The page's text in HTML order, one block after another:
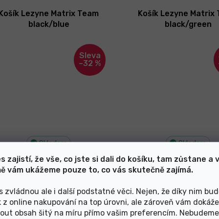
zajistí, že vše, co jste si dali do košíku, tam zůstane a
vám ukážeme pouze to, co vás skutečně zajímá.
zvládnou ale i další podstatné věci. Nejen, že díky nim
z online nakupování na top úrovni, ale zároveň vám
obsah šitý na míru přímo vašim preferencím.
–32 %
Lezyne Matrix Team
black/blue
Skladem
429 Kč
Košík Lezyne Matrix
black/green
Skladem
429 Kč
Košík na lahev CTM GEN2
black/blue
Košík na lahev CTM
black/pink